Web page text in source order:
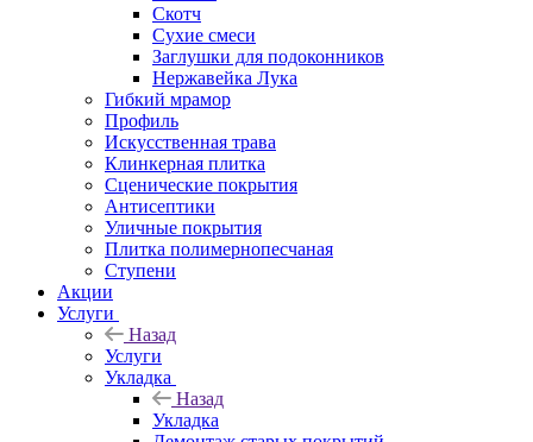
Скотч
Сухие смеси
Заглушки для подоконников
Нержавейка Лука
Гибкий мрамор
Профиль
Искусственная трава
Клинкерная плитка
Сценические покрытия
Антисептики
Уличные покрытия
Плитка полимернопесчаная
Ступени
Акции
Услуги
Назад
Услуги
Укладка
Назад
Укладка